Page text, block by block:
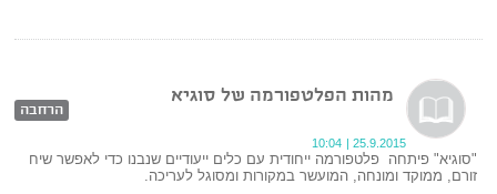
מהות הפלטפורמה של סוגיא
הרחבה
25.9.2015
|
10:04
"סוגיא" פיתחה פלטפורמה ייחודית עם כלים ייעודיים שנבנו כדי לאפשר שיח
זורם, ממוקד ומונחה, המועשר במקורות ומסוגל לעריכה.